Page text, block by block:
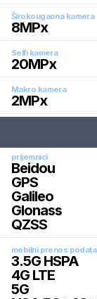
Širokougaona kamera
8MPx
Selfi kamera
20MPx
Makro kamera
2MPx
prijemnici
Beidou
GPS
Galileo
Glonass
QZSS
mobilni prenos
3.5G HSPA
4G LTE
5G